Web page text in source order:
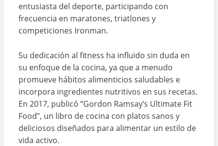
entusiasta del deporte, participando con
frecuencia en maratones, triatlones y
competiciones Ironman.
Su dedicación al fitness ha influido sin duda en
su enfoque de la cocina, ya que a menudo
promueve hábitos alimenticios saludables e
incorpora ingredientes nutritivos en sus recetas.
En 2017, publicó “Gordon Ramsay’s Ultimate Fit
Food”, un libro de cocina con platos sanos y
deliciosos diseñados para alimentar un estilo de
vida activo.